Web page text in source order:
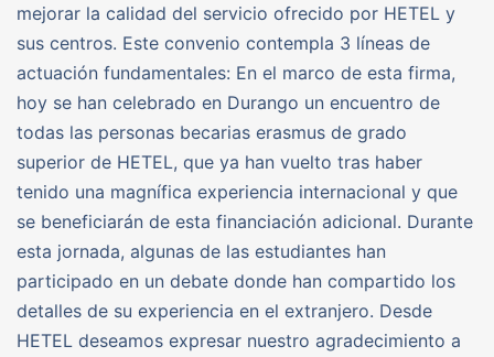
mejorar la calidad del servicio ofrecido por HETEL y
sus centros. Este convenio contempla 3 líneas de
actuación fundamentales: En el marco de esta firma,
hoy se han celebrado en Durango un encuentro de
todas las personas becarias erasmus de grado
superior de HETEL, que ya han vuelto tras haber
tenido una magnífica experiencia internacional y que
se beneficiarán de esta financiación adicional. Durante
esta jornada, algunas de las estudiantes han
participado en un debate donde han compartido los
detalles de su experiencia en el extranjero. Desde
HETEL deseamos expresar nuestro agradecimiento a